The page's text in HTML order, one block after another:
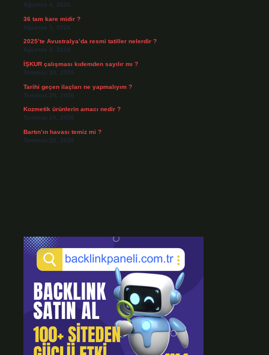
Ağustos 4, 2026
36 tam kare midir ?
Ağustos 3, 2026
2025’te Avustralya’da resmi tatiller nelerdir ?
Ağustos 3, 2026
İŞKUR çalışması kıdemden sayılır mı ?
Temmuz 30, 2026
Tarihi geçen ilaçları ne yapmalıyım ?
Temmuz 28, 2026
Kozmetik ürünlerin amacı nedir ?
Temmuz 26, 2026
Bartın’ın havası temiz mi ?
Temmuz 25, 2026